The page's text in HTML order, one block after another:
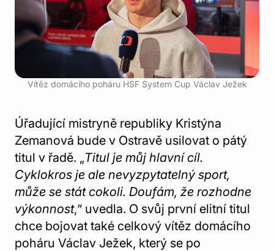
Vítěz domácího poháru HSF System Cup Václav Ježek
Úřadující mistryně republiky Kristýna
Zemanová bude v Ostravě usilovat o pátý
titul v řadě. „Titul je můj hlavní cíl.
Cyklokros je ale nevyzpytatelný sport,
může se stát cokoli. Doufám, že rozhodne
výkonnost,“ uvedla. O svůj první elitní titul
chce bojovat také celkový vítěz domácího
poháru Václav Ježek, který se po